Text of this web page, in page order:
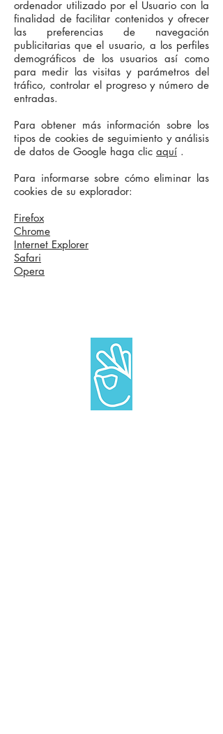
ordenador utilizado por el Usuario con la
finalidad de facilitar contenidos y ofrecer
las preferencias de navegación
publicitarias que el usuario, a los perfiles
demográficos de los usuarios así como
para medir las visitas y parámetros del
tráfico, controlar el progreso y número de
entradas.
Para obtener más información sobre los
tipos de cookies de seguimiento y análisis
de datos de Google haga clic aquí .
Para informarse sobre cómo eliminar las
cookies de su explorador:
Firefox
Chrome
Internet Explorer
Safari
Opera